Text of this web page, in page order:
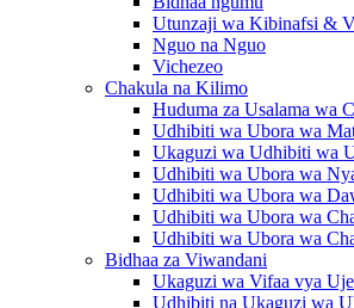
Utunzaji wa Kibinafsi &
Nguo na Nguo
Vichezeo
Chakula na Kilimo
Huduma za Usalama wa
Udhibiti wa Ubora wa
Ukaguzi wa Udhibiti wa
Udhibiti wa Ubora wa
Udhibiti wa Ubora wa
Udhibiti wa Ubora wa
Udhibiti wa Ubora wa
Bidhaa za Viwandani
Ukaguzi wa Vifaa vya
Udhibiti na Ukaguzi wa